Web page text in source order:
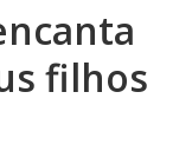
filhos